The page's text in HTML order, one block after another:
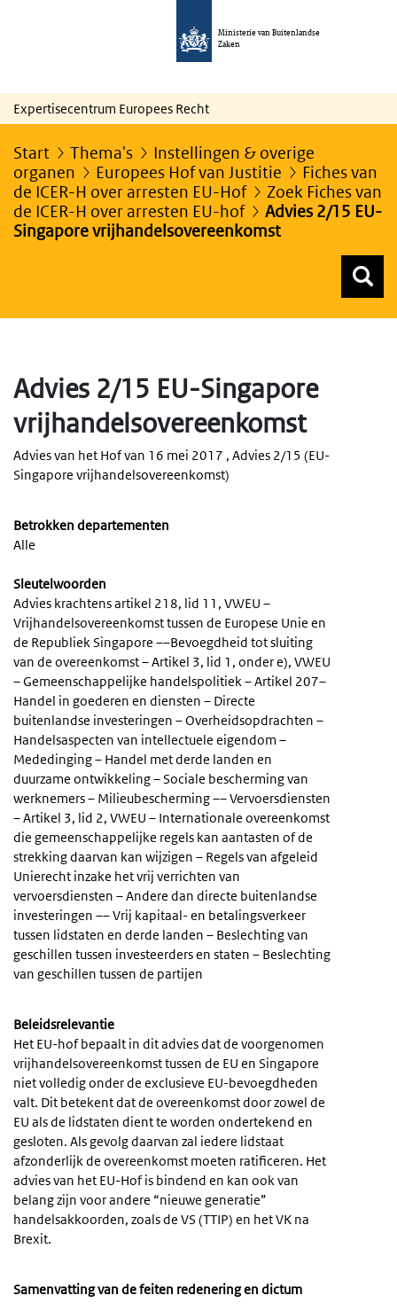
Ministerie van Buitenlandse
Zaken
Expertisecentrum Europees Recht
Start Thema's
Instellingen & overige
organen
Europees Hof van Justitie
Fiches van
de ICER-H over arresten EU-Hof
Zoek Fiches van
de ICER-H over arresten EU-hof
Advies 2/15 EU-
Singapore vrijhandelsovereenkomst
Advies 2/15 EU-Singapore
vrijhandelsovereenkomst
Advies van het Hof van 16 mei 2017 , Advies 2/15 (EU-
Singapore vrijhandelsovereenkomst)
Betrokken departementen
Alle
Sleutelwoorden
Advies krachtens artikel 218, lid 11, VWEU –
Vrijhandelsovereenkomst tussen de Europese Unie en
de Republiek Singapore ––Bevoegdheid tot sluiting
van de overeenkomst – Artikel 3, lid 1, onder e), VWEU
– Gemeenschappelijke handelspolitiek – Artikel 207–
Handel in goederen en diensten – Directe
buitenlandse investeringen – Overheidsopdrachten –
Handelsaspecten van intellectuele eigendom –
Mededinging – Handel met derde landen en
duurzame ontwikkeling – Sociale bescherming van
werknemers – Milieubescherming –– Vervoersdiensten
– Artikel 3, lid 2, VWEU – Internationale overeenkomst
die gemeenschappelijke regels kan aantasten of de
strekking daarvan kan wijzigen – Regels van afgeleid
Unierecht inzake het vrij verrichten van
vervoersdiensten – Andere dan directe buitenlandse
investeringen –– Vrij kapitaal- en betalingsverkeer
tussen lidstaten en derde landen – Beslechting van
geschillen tussen investeerders en staten – Beslechting
van geschillen tussen de partijen
Beleidsrelevantie
Het EU-hof bepaalt in dit advies dat de voorgenomen
vrijhandelsovereenkomst tussen de EU en Singapore
niet volledig onder de exclusieve EU-bevoegdheden
valt. Dit betekent dat de overeenkomst door zowel de
EU als de lidstaten dient te worden ondertekend en
gesloten. Als gevolg daarvan zal iedere lidstaat
afzonderlijk de overeenkomst moeten ratificeren. Het
advies van het EU-Hof is bindend en kan ook van
belang zijn voor andere “nieuwe generatie”
handelsakkoorden, zoals de VS (TTIP) en het VK na
Brexit.
Samenvatting van de feiten redenering en dictum